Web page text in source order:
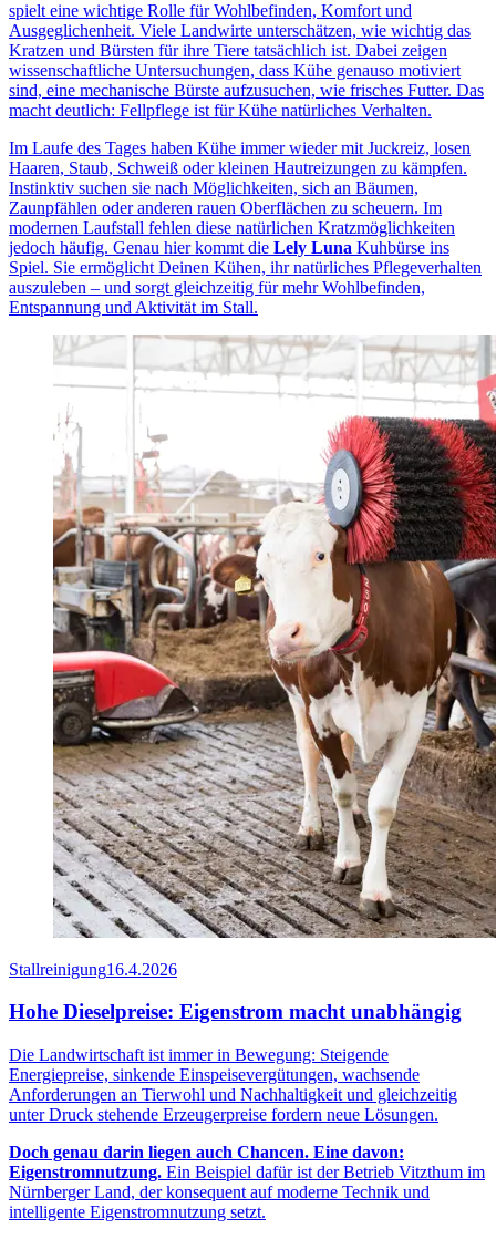
spielt eine wichtige Rolle für Wohlbefinden, Komfort und
Ausgeglichenheit. Viele Landwirte unterschätzen, wie wichtig das
Kratzen und Bürsten für ihre Tiere tatsächlich ist. Dabei zeigen
wissenschaftliche Untersuchungen, dass Kühe genauso motiviert
sind, eine mechanische Bürste aufzusuchen, wie frisches Futter. Das
macht deutlich: Fellpflege ist für Kühe natürliches Verhalten.
Im Laufe des Tages haben Kühe immer wieder mit Juckreiz, losen
Haaren, Staub, Schweiß oder kleinen Hautreizungen zu kämpfen.
Instinktiv suchen sie nach Möglichkeiten, sich an Bäumen,
Zaunpfählen oder anderen rauen Oberflächen zu scheuern. Im
modernen Laufstall fehlen diese natürlichen Kratzmöglichkeiten
jedoch häufig. Genau hier kommt die Lely Luna Kuhbürse ins
Spiel. Sie ermöglicht Deinen Kühen, ihr natürliches Pflegeverhalten
auszuleben – und sorgt gleichzeitig für mehr Wohlbefinden,
Entspannung und Aktivität im Stall.
Stallreinigung16.4.2026
Hohe Dieselpreise: Eigenstrom macht unabhängig
Die Landwirtschaft ist immer in Bewegung: Steigende
Energiepreise, sinkende Einspeisevergütungen, wachsende
Anforderungen an Tierwohl und Nachhaltigkeit und gleichzeitig
unter Druck stehende Erzeugerpreise fordern neue Lösungen.
Doch genau darin liegen auch Chancen. Eine davon:
Eigenstromnutzung. Ein Beispiel dafür ist der Betrieb Vitzthum im
Nürnberger Land, der konsequent auf moderne Technik und
intelligente Eigenstromnutzung setzt.